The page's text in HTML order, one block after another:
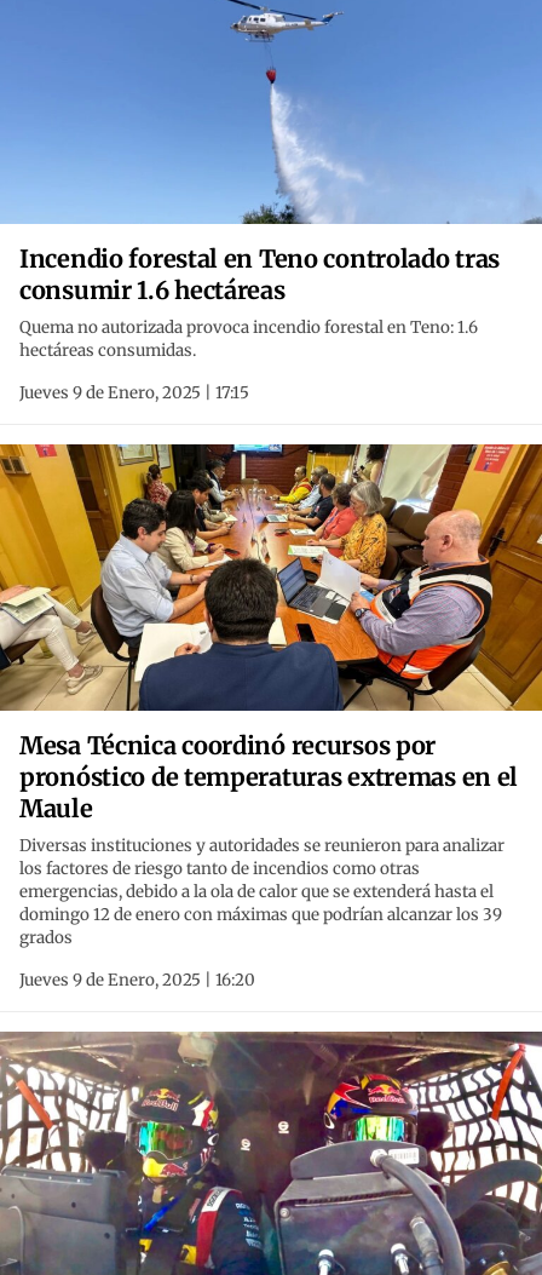
Incendio forestal en Teno controlado tras
consumir 1.6 hectáreas
Quema no autorizada provoca incendio forestal en Teno: 1.6
hectáreas consumidas.
Jueves 9 de Enero, 2025 | 17:15
Mesa Técnica coordinó recursos por
pronóstico de temperaturas extremas en el
Maule
Diversas instituciones y autoridades se reunieron para analizar
los factores de riesgo tanto de incendios como otras
emergencias, debido a la ola de calor que se extenderá hasta el
domingo 12 de enero con máximas que podrían alcanzar los 39
grados
Jueves 9 de Enero, 2025 | 16:20